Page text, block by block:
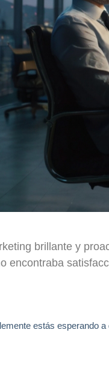
brillante y
encontraba
estás esperando